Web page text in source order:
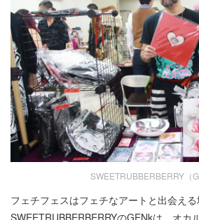
SWEETRUBBERBERRY（
フェチフェスはフェチなアートと出会える
SWEETRUBBERBERRYのGENkは、オカ